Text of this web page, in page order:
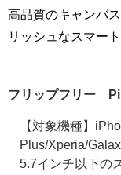
高品質のキャンバ
リッシュなスマー
フリップフリー
【対象機種】
Plus/Xperia/
5.7インチ以下の